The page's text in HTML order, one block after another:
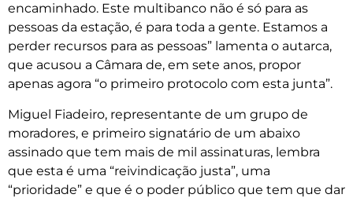
encaminhado. Este multibanco não é só para as
pessoas da estação, é para toda a gente. Estamos a
perder recursos para as pessoas” lamenta o autarca,
que acusou a Câmara de, em sete anos, propor
apenas agora “o primeiro protocolo com esta junta”.
Miguel Fiadeiro, representante de um grupo de
moradores, e primeiro signatário de um abaixo
assinado que tem mais de mil assinaturas, lembra
que esta é uma “reivindicação justa”, uma
“prioridade” e que é o poder público que tem que dar